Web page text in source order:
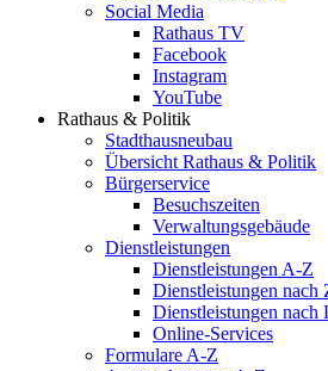
Social Media
Rathaus TV
Facebook
Instagram
YouTube
Rathaus & Politik
Stadthausneubau
Übersicht Rathaus & Politik
Bürgerservice
Besuchszeiten
Verwaltungsgebäude
Dienstleistungen
Dienstleistungen A-Z
Dienstleistungen nach
Dienstleistungen nach
Online-Services
Formulare A-Z